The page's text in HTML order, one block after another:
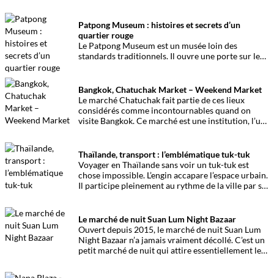
Patpong Museum : histoires et secrets d’un
quartier rouge
Le Patpong Museum est un musée loin des
standards traditionnels. Il ouvre une porte sur les
Bangkok, Chatuchak Market – Weekend Market
Le marché Chatuchak fait partie de ces lieux
considérés comme incontournables quand on
visite Bangkok. Ce marché est une institution, l’un
Thaïlande, transport : l’emblématique tuk-tuk
Voyager en Thaïlande sans voir un tuk-tuk est
chose impossible. L’engin accapare l’espace urbain.
Il participe pleinement au rythme de la ville par sa
Le marché de nuit Suan Lum Night Bazaar
Ouvert depuis 2015, le marché de nuit Suan Lum
Night Bazaar n’a jamais vraiment décollé. C’est un
petit marché de nuit qui attire essentiellement les